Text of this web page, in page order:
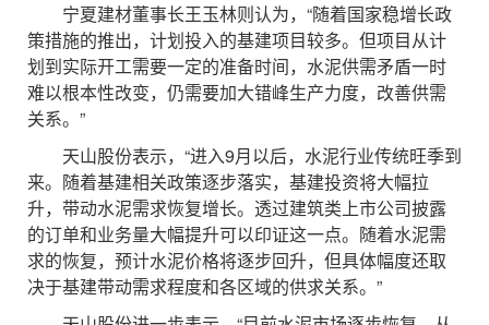
宁夏建材董事长王玉林则认为，“随着国家稳增长政
策措施的推出，计划投入的基建项目较多。但项目从计
划到实际开工需要一定的准备时间，水泥供需矛盾一时
难以根本性改变，仍需要加大错峰生产力度，改善供需
关系。”
天山股份表示，“进入9月以后，水泥行业传统旺季到
来。随着基建相关政策逐步落实，基建投资将大幅拉
升，带动水泥需求恢复增长。透过建筑类上市公司披露
的订单和业务量大幅提升可以印证这一点。随着水泥需
求的恢复，预计水泥价格将逐步回升，但具体幅度还取
决于基建带动需求程度和各区域的供求关系。”